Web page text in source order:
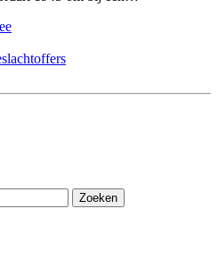
slachtoffers